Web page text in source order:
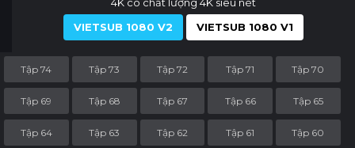
VIETSUB 1080 V2
VIETSUB 1080 V1
Tập 74 Tập 73 Tập 72 Tập 71 Tập 70
Tập 69 Tập 68 Tập 67 Tập 66 Tập 65
Tập 64 Tập 63 Tập 62 Tập 61 Tập 60